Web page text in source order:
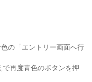
の「エントリー画面へ行
再度青色のボタンを押